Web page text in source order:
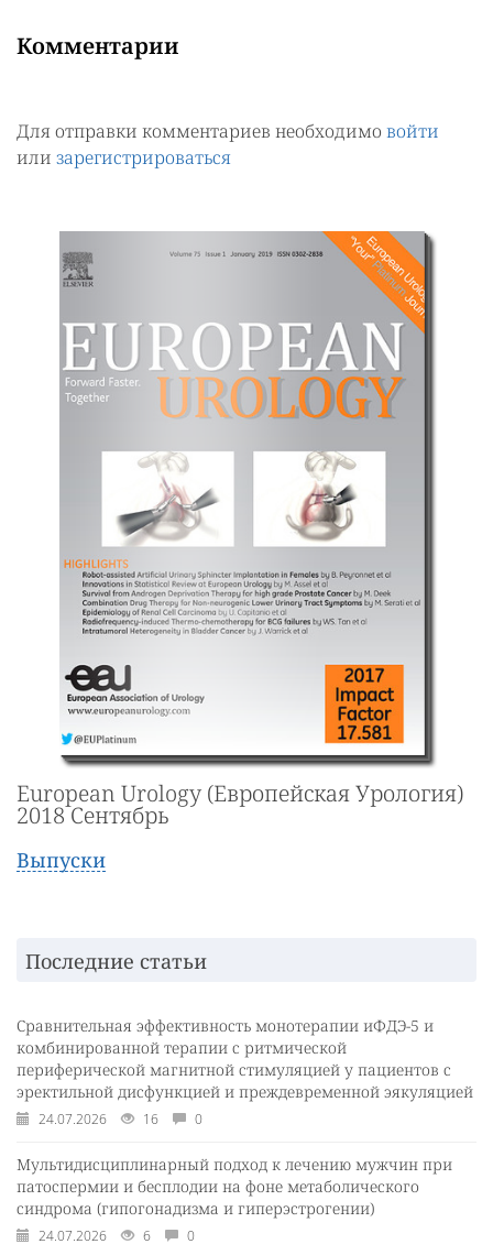
Комментарии
Для отправки комментариев необходимо войти
или зарегистрироваться
European Urology (Европейская Урология)
2018 Сентябрь
Выпуски
Последние статьи
Сравнительная эффективность монотерапии иФДЭ-5 и
комбинированной терапии с ритмической
периферической магнитной стимуляцией у пациентов с
эректильной дисфункцией и преждевременной эякуляцией
24.07.2026 16 0
Мультидисциплинарный подход к лечению мужчин при
патоспермии и бесплодии на фоне метаболического
синдрома (гипогонадизма и гиперэстрогении)
24.07.2026 6 0